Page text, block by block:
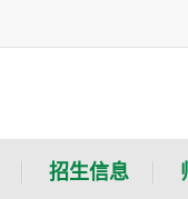
招生信息